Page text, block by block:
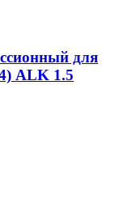
для
ALK 1.5